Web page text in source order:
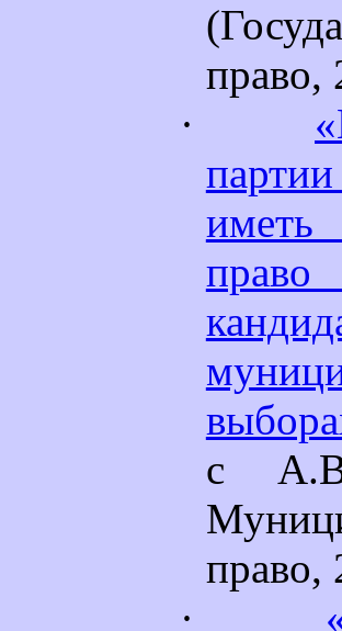
право,
·
иметь
с
право,
·